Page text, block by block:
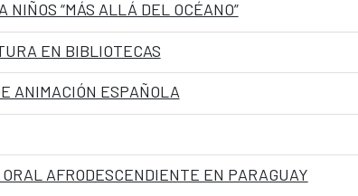
“MÁS ALLÁ DEL OCÉANO”
EN BIBLIOTECAS
ANIMACIÓN ESPAÑOLA
AFRODESCENDIENTE EN PARAGUAY